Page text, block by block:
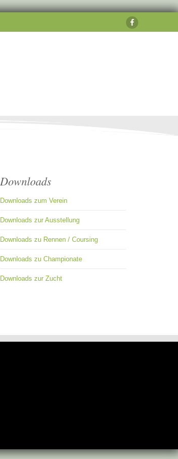
Downloads
Downloads zum Verein
Downloads zur Ausstellung
Downloads zu Rennen / Coursing
Downloads zu Championate
Downloads zur Zucht